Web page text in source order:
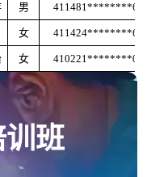
男
女
女
女
男
男
训班